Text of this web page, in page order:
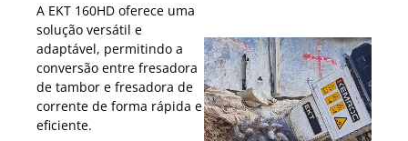
A EKT 160HD oferece uma
solução versátil e
adaptável, permitindo a
conversão entre fresadora
de tambor e fresadora de
corrente de forma rápida e
eficiente.